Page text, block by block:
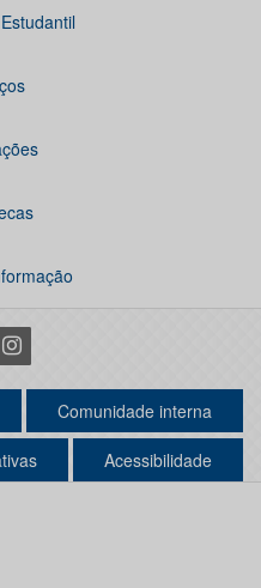
Instagram
Comunidade interna
Acessibilidade